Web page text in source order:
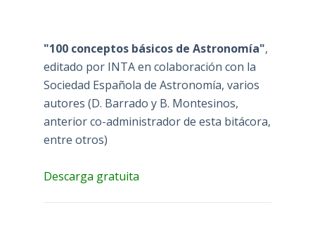
"100 conceptos básicos de Astronomía",
editado por INTA en colaboración con la
Sociedad Española de Astronomía, varios
autores (D. Barrado y B. Montesinos,
anterior co-administrador de esta bitácora,
entre otros)
Descarga gratuita